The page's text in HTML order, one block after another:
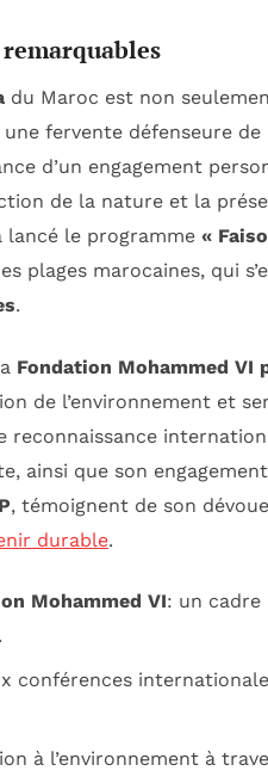
du Maroc est non
fervente défenseure de
d’un engagement
de la nature et la
lancé le programme «
plages marocaines, qui
.
Fondation Mohammed VI
de l’environnement et
reconnaissance
ainsi que son
, témoignent de son
durable.
Mohammed VI: un
conférences
à l’environnement à